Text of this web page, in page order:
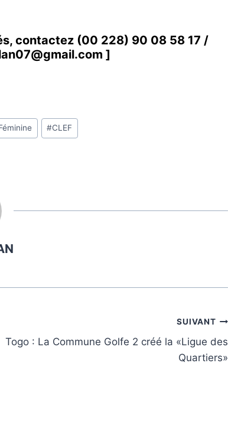
contactez (00 228) 90 08 58 17 /
]
#CLEF
SUIVANT
Togo : La Commune Golfe 2 créé la «Ligue des
Quartiers»